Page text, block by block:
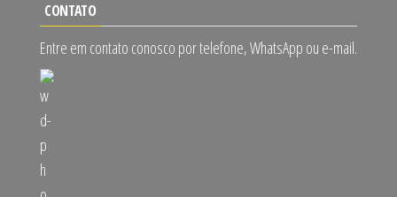
CONTATO
Entre em contato conosco por telefone, WhatsApp ou e-mail.